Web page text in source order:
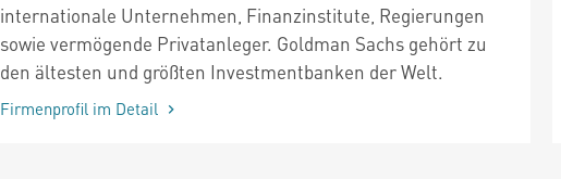
internationale Unternehmen, Finanzinstitute, Regierungen
sowie vermögende Privatanleger. Goldman Sachs gehört zu
den ältesten und größten Investmentbanken der Welt.
Firmenprofil im Detail